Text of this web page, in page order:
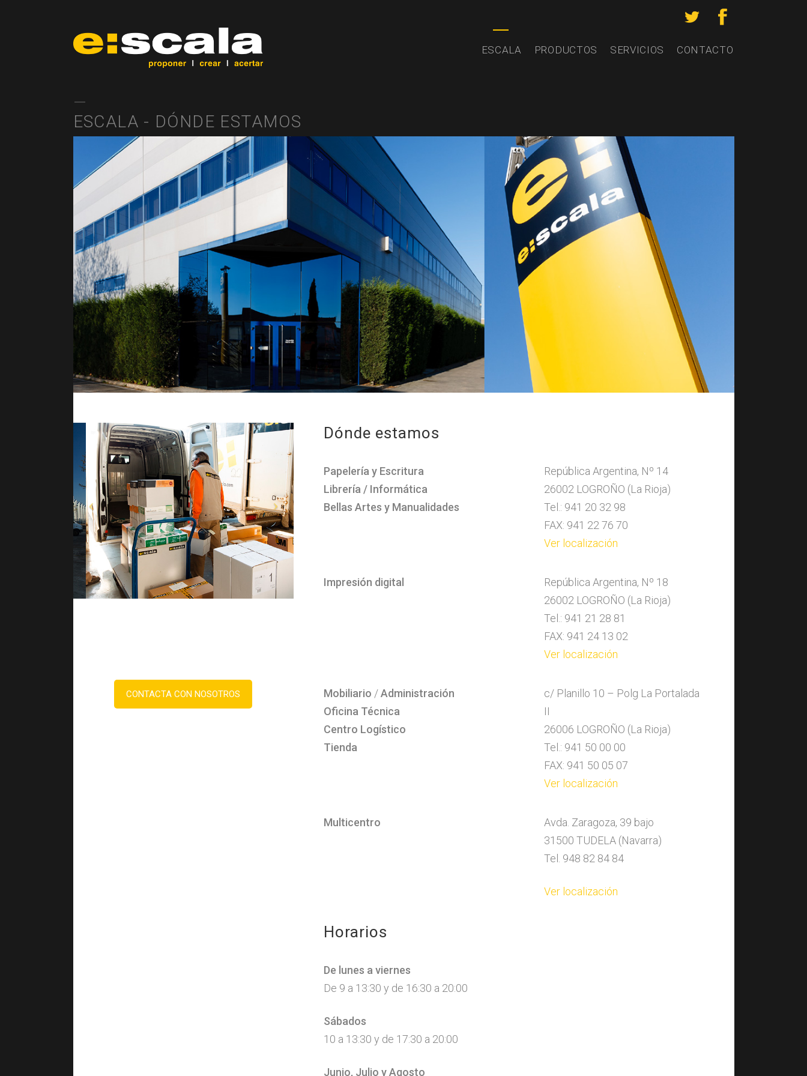
ESCALA PRODUCTOS SERVICIOS CONTACTO
ESCALA - DÓNDE ESTAMOS
CONTACTA CON NOSOTROS
Dónde estamos
Papelería y Escritura
Librería / Informática
Bellas Artes y Manualidades
República Argentina, Nº 14
26002 LOGROÑO (La Rioja)
Tel.: 941 20 32 98
FAX: 941 22 76 70
Ver localización
Impresión digital
República Argentina, Nº 18
26002 LOGROÑO (La Rioja)
Tel.: 941 21 28 81
FAX: 941 24 13 02
Ver localización
Mobiliario /Administración
Oficina Técnica
Centro Logístico
Tienda
c/ Planillo 10 – Polg La Portalada
II
26006 LOGROÑO (La Rioja)
Tel.: 941 50 00 00
FAX: 941 50 05 07
Ver localización
Multicentro
Avda. Zaragoza, 39 bajo
31500 TUDELA (Navarra)
Tel. 948 82 84 84
Ver localización
Horarios
De lunes a viernes
De 9 a 13:30 y de 16:30 a 20:00
Sábados
10 a 13:30 y de 17:30 a 20:00
Junio, Julio y Agosto